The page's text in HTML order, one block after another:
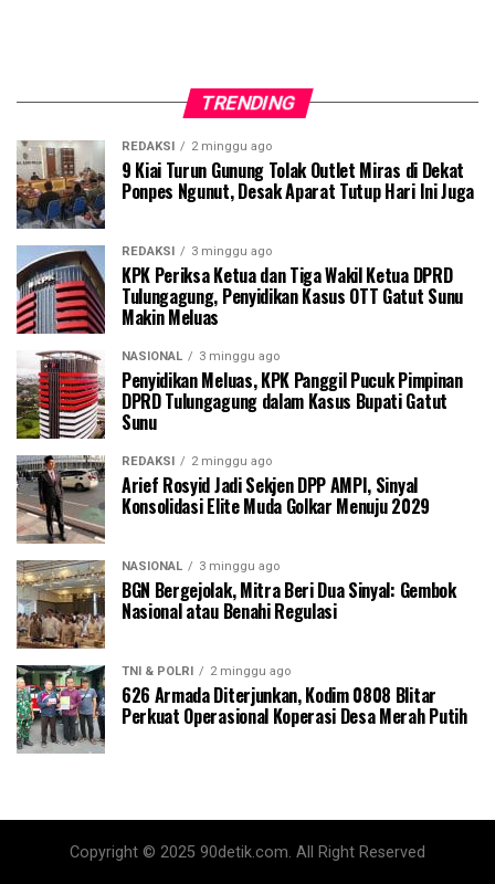
TRENDING
REDAKSI 2 minggu ago
9 Kiai Turun Gunung Tolak Outlet Miras di Dekat
Ponpes Ngunut, Desak Aparat Tutup Hari Ini Juga
REDAKSI 3 minggu ago
KPK Periksa Ketua dan Tiga Wakil Ketua DPRD
Tulungagung, Penyidikan Kasus OTT Gatut Sunu
Makin Meluas
NASIONAL 3 minggu ago
Penyidikan Meluas, KPK Panggil Pucuk Pimpinan
DPRD Tulungagung dalam Kasus Bupati Gatut
Sunu
REDAKSI 2 minggu ago
Arief Rosyid Jadi Sekjen DPP AMPI, Sinyal
Konsolidasi Elite Muda Golkar Menuju 2029
NASIONAL 3 minggu ago
BGN Bergejolak, Mitra Beri Dua Sinyal: Gembok
Nasional atau Benahi Regulasi
TNI & POLRI 2 minggu ago
626 Armada Diterjunkan, Kodim 0808 Blitar
Perkuat Operasional Koperasi Desa Merah Putih
Copyright © 2025 90detik.com. All Right Reserved